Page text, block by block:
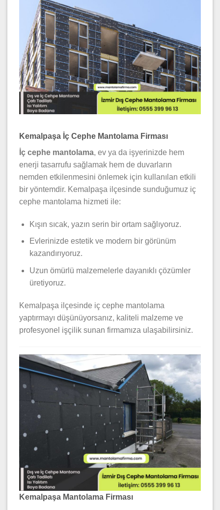
Kemalpaşa İç Cephe Mantolama Firması
İç cephe mantolama, ev ya da işyerinizde hem
enerji tasarrufu sağlamak hem de duvarların
nemden etkilenmesini önlemek için kullanılan etkili
bir yöntemdir. Kemalpaşa ilçesinde sunduğumuz iç
cephe mantolama hizmeti ile:
Kışın sıcak, yazın serin bir ortam sağlıyoruz.
Evlerinizde estetik ve modern bir görünüm
kazandırıyoruz.
Uzun ömürlü malzemelerle dayanıklı çözümler
üretiyoruz.
Kemalpaşa ilçesinde iç cephe mantolama
yaptırmayı düşünüyorsanız, kaliteli malzeme ve
profesyonel işçilik sunan firmamıza ulaşabilirsiniz.
Kemalpaşa Mantolama Firması